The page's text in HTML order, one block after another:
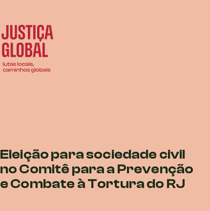
Eleição para sociedade civil
no Comitê para a Prevenção
e Combate à Tortura do RJ